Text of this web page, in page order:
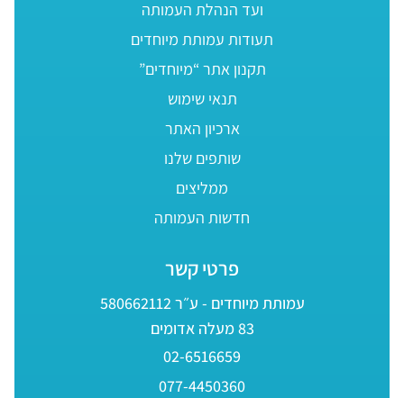
ועד הנהלת העמותה
תעודות עמותת מיוחדים
תקנון אתר “מיוחדים”
תנאי שימוש
ארכיון האתר
שותפים שלנו
ממליצים
חדשות העמותה
פרטי קשר
עמותת מיוחדים - ע״ר 580662112
83 מעלה אדומים
02-6516659
077-4450360